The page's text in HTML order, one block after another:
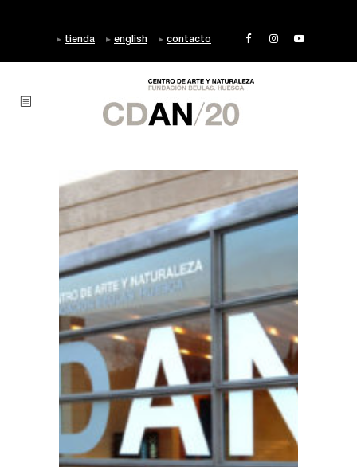
tienda english contacto